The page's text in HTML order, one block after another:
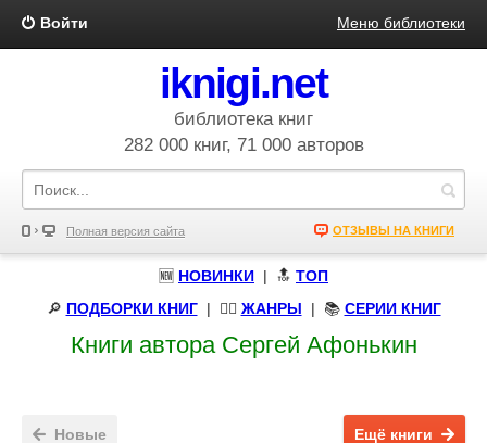
Войти Меню библиотеки
iknigi.net
библиотека книг
282 000 книг, 71 000 авторов
Полная версия сайта ОТЗЫВЫ НА КНИГИ
🆕 НОВИНКИ | 🔝 ТОП
🔎 ПОДБОРКИ КНИГ| 🧝‍♀️ ЖАНРЫ | 📚 СЕРИИ КНИГ
Книги автора Сергей Афонькин
Новые Ещё книги